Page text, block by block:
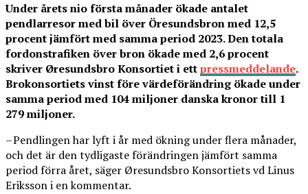
Under årets nio första månader ökade antalet
pendlarresor med bil över Öresundsbron med 12,5
procent jämfört med samma period 2023. Den totala
fordonstrafiken över bron ökade med 2,6 procent
skriver Øresundsbro Konsortiet i ettpressmeddelande.
Brokonsortiets vinst före värdeförändring ökade under
samma period med 104 miljoner danska kronor till 1
279 miljoner.
– Pendlingen har lyft i år med ökning under flera månader,
och det är den tydligaste förändringen jämfört samma
period förra året, säger Øresundsbro Konsortiets vd Linus
Eriksson i en kommentar.